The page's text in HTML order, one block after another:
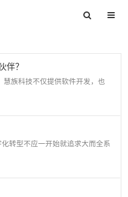
伴？
族科技不仅提供软件开发，也
转型不应一开始就追求大而全系